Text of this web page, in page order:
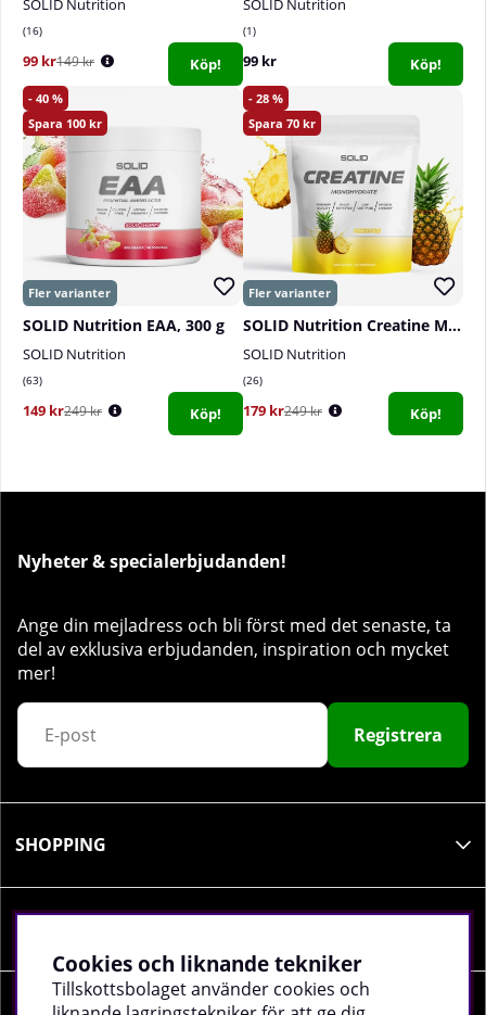
16
99 kr149 kr Köp!
1
99 kr Köp!
40
100
SOLID Nutrition EAA, 300 g
SOLID Nutrition
63
149 kr249 kr Köp!
28
70
SOLID Nutrition Creatine Monohydrate, 400 g
SOLID Nutrition
26
179 kr249 kr Köp!
Nyheter & specialerbjudanden!
Ange din mejladress och bli först med det senaste, ta
del av exklusiva erbjudanden, inspiration och mycket
mer!
Registrera
SHOPPING
Cookies och liknande tekniker
Tillskottsbolaget använder cookies och